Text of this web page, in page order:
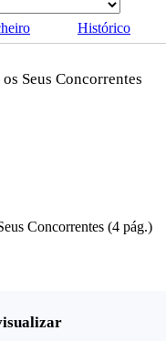
Histórico
Seus Concorrentes
Concorrentes (4 pág.)